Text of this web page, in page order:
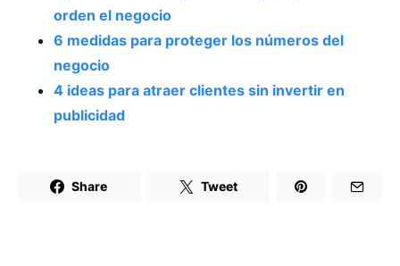
orden el negocio
6 medidas para proteger los números del
negocio
4 ideas para atraer clientes sin invertir en
publicidad
Share Tweet